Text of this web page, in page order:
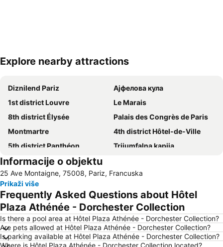
Explore nearby attractions
Diznilend Pariz
Ајфелова кула
1st district Louvre
Le Marais
8th district Élysée
Palais des Congrès de Paris
Montmartre
4th district Hôtel-de-Ville
5th district Panthéon
Trijumfalna kapija
Gare de Neuilly - Porte Maillot Metro Station
Notre-Dame
7th district Palais Bourbon
6th district Luxembourg
15th district Vaugirard
Luksemburški park u Parizu
Železnička stanica Gare du Nord Pariz
Jelisejska Polja
58 tour eiffel
3rd district Temple
17th district Batignolles-Monceau
Informacije o objektu
25 Ave Montaigne, 75008, Pariz, Francuska
Prikaži više
Frequently Asked Questions about Hôtel
Plaza Athénée - Dorchester Collection
Is there a pool area at Hôtel Plaza Athénée - Dorchester Collection?
Are pets allowed at Hôtel Plaza Athénée - Dorchester Collection?
Is parking available at Hôtel Plaza Athénée - Dorchester Collection?
Where is Hôtel Plaza Athénée - Dorchester Collection located?